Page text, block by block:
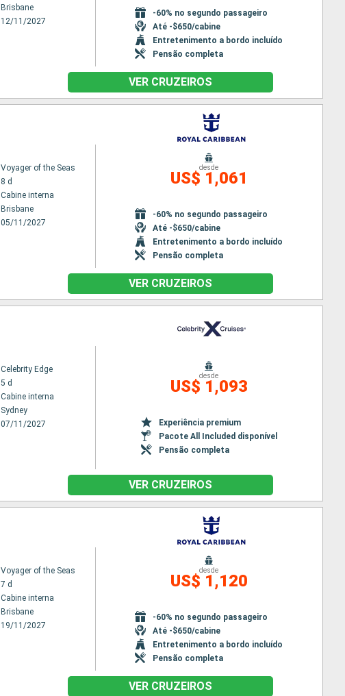
Brisbane
12/11/2027
-60% no segundo passageiro
Até -$650/cabine
Entretenimento a bordo incluído
Pensão completa
VER CRUZEIROS
Voyager of the Seas
8 d
Cabine interna
Brisbane
05/11/2027
desde
US$ 1,061
-60% no segundo passageiro
Até -$650/cabine
Entretenimento a bordo incluído
Pensão completa
VER CRUZEIROS
Celebrity Edge
5 d
Cabine interna
Sydney
07/11/2027
desde
US$ 1,093
Experiência premium
Pacote All Included disponível
Pensão completa
VER CRUZEIROS
Voyager of the Seas
7 d
Cabine interna
Brisbane
19/11/2027
desde
US$ 1,120
-60% no segundo passageiro
Até -$650/cabine
Entretenimento a bordo incluído
Pensão completa
VER CRUZEIROS